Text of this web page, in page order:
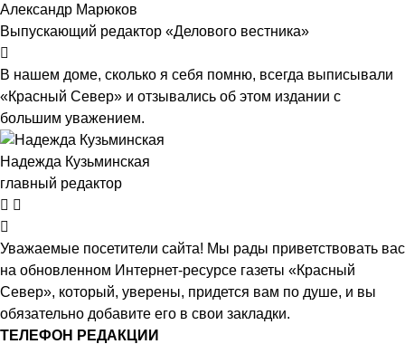
Александр Марюков
Выпускающий редактор «Делового вестника»
В нашем доме, сколько я себя помню, всегда выписывали
«Красный Север» и отзывались об этом издании с
большим уважением.
Надежда Кузьминская
главный редактор
Уважаемые посетители сайта! Мы рады приветствовать вас
на обновленном Интернет-ресурсе газеты «Красный
Север», который, уверены, придется вам по душе, и вы
обязательно добавите его в свои закладки.
ТЕЛЕФОН РЕДАКЦИИ